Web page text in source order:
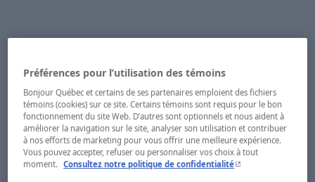
Préférences pour l’utilisation des témoins
Bonjour Québec et certains de ses partenaires emploient des fichiers
témoins (cookies) sur ce site. Certains témoins sont requis pour le bon
fonctionnement du site Web. D’autres sont optionnels et nous aident à
améliorer la navigation sur le site, analyser son utilisation et contribuer
à nos efforts de marketing pour vous offrir une meilleure expérience.
Vous pouvez accepter, refuser ou personnaliser vos choix à tout
moment. Consultez notre politique de confidentialité- Cet hyperlien